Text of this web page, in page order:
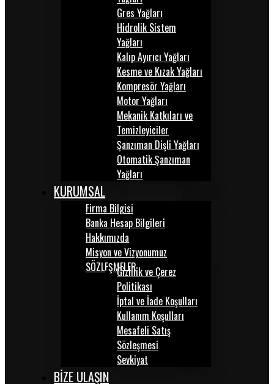
Gres Yağları
Hidrolik Sistem
Yağları
Kalıp Ayırıcı Yağları
Kesme ve Kızak Yağları
Kompresör Yağları
Motor Yağları
Mekanik Katkıları ve
Temizleyiciler
Şanzıman Dişli Yağları
Otomatik Şanzıman
Yağları
KURUMSAL
Firma Bilgisi
Banka Hesap Bilgileri
Hakkımızda
Misyon ve Vizyonumuz
SÖZLEŞMELERGizlilik ve Çerez
Politikası
İptal ve İade Koşulları
Kullanım Koşulları
Mesafeli Satış
Sözleşmesi
Sevkiyat
BİZE ULAŞIN